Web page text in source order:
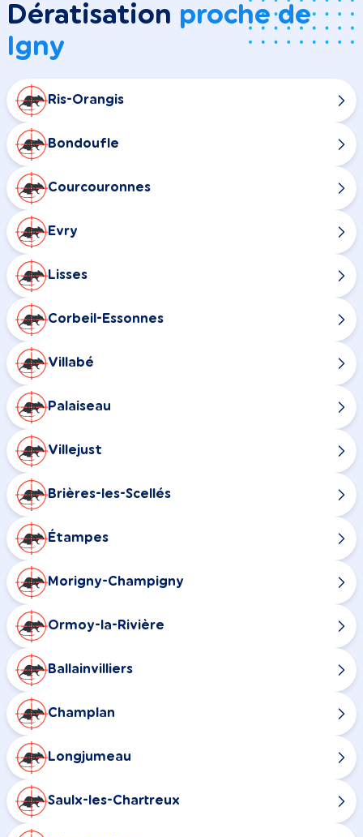
Dératisation proche de
Igny
Ris-Orangis
Bondoufle
Courcouronnes
Evry
Lisses
Corbeil-Essonnes
Villabé
Palaiseau
Villejust
Brières-les-Scellés
Étampes
Morigny-Champigny
Ormoy-la-Rivière
Ballainvilliers
Champlan
Longjumeau
Saulx-les-Chartreux